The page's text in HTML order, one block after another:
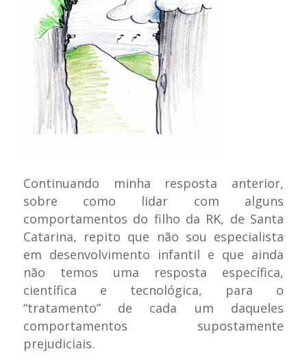
Continuando minha resposta anterior,
sobre como lidar com alguns
comportamentos do filho da RK, de Santa
Catarina, repito que não sou especialista
em desenvolvimento infantil e que ainda
não temos uma resposta específica,
científica e tecnológica, para o
“tratamento” de cada um daqueles
comportamentos supostamente
prejudiciais.